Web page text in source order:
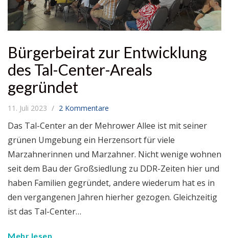
Bürgerbeirat zur Entwicklung
des Tal-Center-Areals
gegründet
11. Juli 2023 2 Kommentare
Das Tal-Center an der Mehrower Allee ist mit seiner
grünen Umgebung ein Herzensort für viele
Marzahnerinnen und Marzahner. Nicht wenige wohnen
seit dem Bau der Großsiedlung zu DDR-Zeiten hier und
haben Familien gegründet, andere wiederum hat es in
den vergangenen Jahren hierher gezogen. Gleichzeitig
ist das Tal-Center…
Mehr lesen